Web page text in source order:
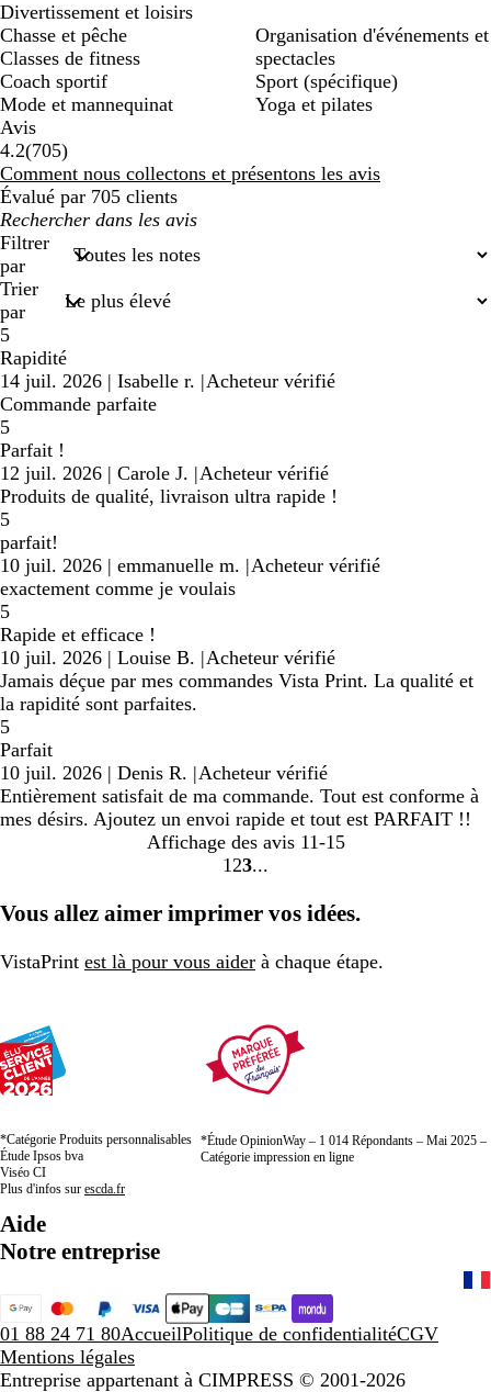
Divertissement et loisirs
Chasse et pêche
Classes de fitness
Coach sportif
Mode et mannequinat
Organisation d'événements et
spectacles
Sport (spécifique)
Yoga et pilates
Avis
4.2(705705
avis
)
Comment nous collectons et présentons les avis
Évalué par 705 clients
Mes
recherches
saisies
Filtrer
par
Trier
par
5
Rapidité
14 juil. 2026 | Isabelle r. |Acheteur vérifié
Commande parfaite
5
Parfait !
12 juil. 2026 | Carole J. |Acheteur vérifié
Produits de qualité, livraison ultra rapide !
5
parfait!
10 juil. 2026 | emmanuelle m. |Acheteur vérifié
exactement comme je voulais
5
Rapide et efficace !
10 juil. 2026 | Louise B. |Acheteur vérifié
Jamais déçue par mes commandes Vista Print. La qualité et
la rapidité sont parfaites.
5
Parfait
10 juil. 2026 | Denis R. |Acheteur vérifié
Entièrement satisfait de ma commande. Tout est conforme à
mes désirs. Ajoutez un envoi rapide et tout est PARFAIT !!
Affichage des avis 11-15
Accéder
la
1 Accéder
la
2 Accéder
la
3
Vous allez aimer imprimer vos idées.
VistaPrint est là pour vous aider à chaque étape.
*Catégorie Produits personnalisables
Étude Ipsos bva
Viséo CI
Plus d'infos sur escda.fr
*Étude OpinionWay – 1 014 Répondants – Mai 2025 –
Catégorie impression en ligne
Aide
Notre entreprise
01 88 24 71 80AccueilPolitique de confidentialitéCGV
Mentions légales
Entreprise appartenant à CIMPRESS © 2001-2026